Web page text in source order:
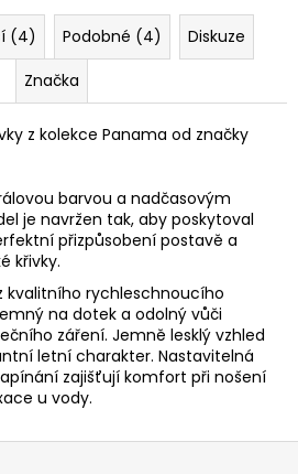
(4) Podobné (4)
Diskuze
Značka
z kolekce Panama od značky
barvou a nadčasovým
je navržen tak, aby poskytoval
přizpůsobení postavě a
křivky.
kvalitního rychleschnoucího
na dotek a odolný vůči
záření. Jemně lesklý vzhled
letní charakter. Nastavitelná
zajišťují komfort při nošení
u vody.